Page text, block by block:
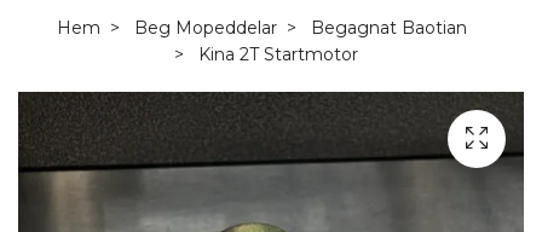
Hem Beg Mopeddelar
Begagnat Baotian
Kina 2T Startmotor